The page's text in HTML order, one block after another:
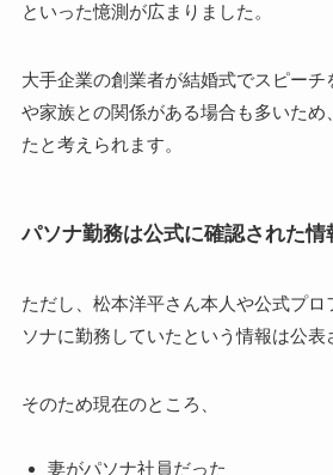
といった憶測が広まりました。
大手企業の創業者が結婚式でスピーチ
や家族との関係がある場合も多いた
たと考えられます。
パソナ勤務は公式に確認された情
ただし、松本洋平さん本人や公式プ
ソナに勤務していたという情報は公表
そのため現在のところ、
妻がパソナ社員だった